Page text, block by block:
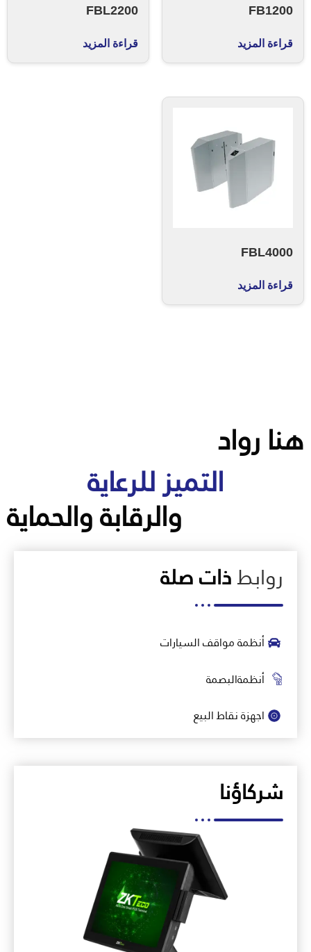
FB1200
قراءة المزيد
FBL2200
قراءة المزيد
FBL4000
قراءة المزيد
هنا رواد
التميز للرعاية
والرقابة والحماية
روابطذات صلة
أنظمة مواقف السيارات
أنظمةالبصمة
اجهزة نقاط البيع
شركاؤنا